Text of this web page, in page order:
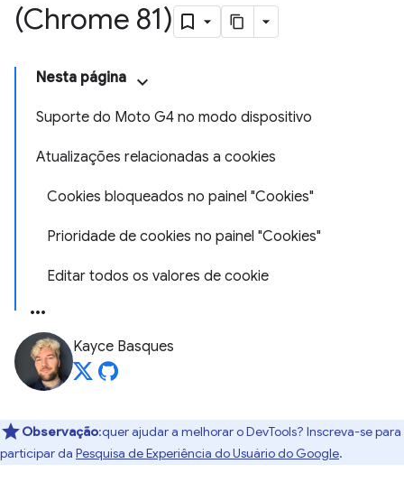
(Chrome 81)
Nesta página
Suporte do Moto G4 no modo dispositivo
Atualizações relacionadas a cookies
Cookies bloqueados no painel "Cookies"
Prioridade de cookies no painel "Cookies"
Editar todos os valores de cookie
Kayce Basques
Observação:quer ajudar a melhorar o DevTools? Inscreva-se para
participar da Pesquisa de Experiência do Usuário do Google.